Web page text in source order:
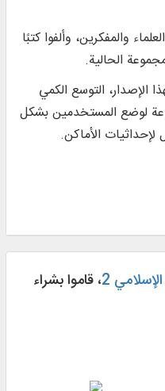
والمفكرين، وألفوا كتبًا
الحالية.
الإصدار، التوسع الكمي
لوضع المستخدمين بشكل
الأماكن.
2 ، قاموا بشراء